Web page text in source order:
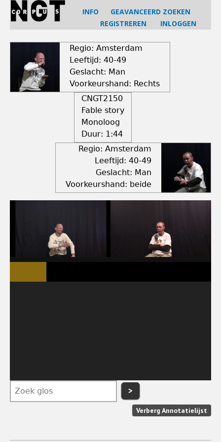
Jump
navigation
INFO
GEAVANCEERD ZOEKEN
REGISTREREN
INLOGGEN
Regio: Amsterdam
Leeftijd: 40-49
Geslacht: Man
Voorkeurshand: Rechts
CNGT2150
Fable story
Monoloog
Duur: 1:44
Regio: Amsterdam
Leeftijd: 40-49
Geslacht: Man
Voorkeurshand: beide
>
Verberg Annotatielijst